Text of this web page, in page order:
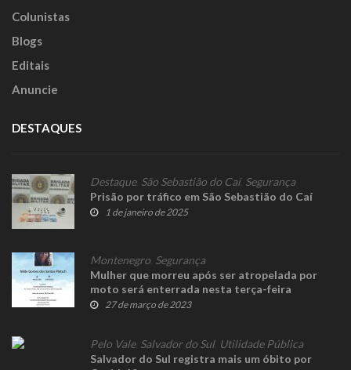
Colunistas
Blogs
Editais
Anuncie
DESTAQUES
Destaque, São Sebastião do Caí, Segurança
Prisão por tráfico em São Sebastião do Caí
1 de janeiro de 2025
Montenegro Segurança
Mulher que morreu após ser atropelada por
moto será enterrada nesta terça-feira
27 de março de 2023
Pelo Vale, Salvador do Sul, Utilidade Pública
Salvador do Sul registra mais um óbito por